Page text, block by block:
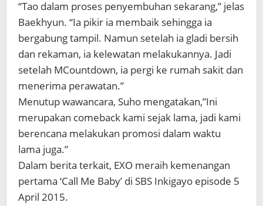
“Tao dalam proses penyembuhan sekarang,” jelas
Baekhyun. “Ia pikir ia membaik sehingga ia
bergabung tampil. Namun setelah ia gladi bersih
dan rekaman, ia kelewatan melakukannya. Jadi
setelah MCountdown, ia pergi ke rumah sakit dan
menerima perawatan.”
Menutup wawancara, Suho mengatakan,”Ini
merupakan comeback kami sejak lama, jadi kami
berencana melakukan promosi dalam waktu
lama juga.”
Dalam berita terkait, EXO meraih kemenangan
pertama ‘Call Me Baby’ di SBS Inkigayo episode 5
April 2015.